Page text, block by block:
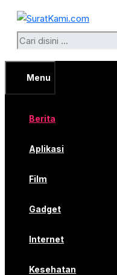
Langsung
Search
Menu
Berita
Aplikasi
Film
Gadget
Internet
Kesehatan